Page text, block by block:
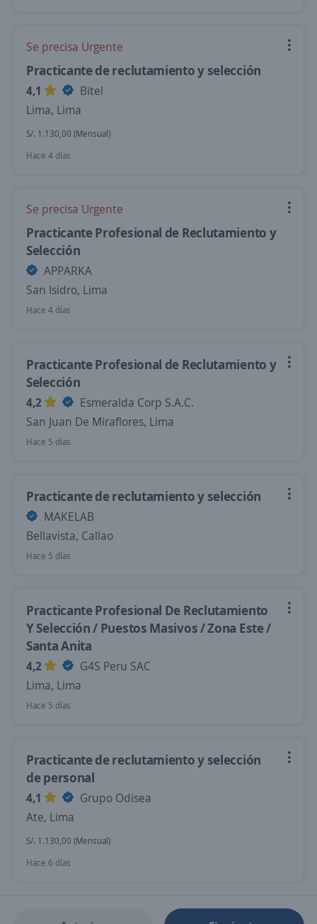
Se precisa Urgente
Practicante de reclutamiento y selección
4,1
Bitel
Lima, Lima
S/. 1.130,00 (Mensual)
Hace 4 días
Se precisa Urgente
Practicante Profesional de Reclutamiento y
Selección
APPARKA
San Isidro, Lima
Hace 4 días
Practicante Profesional de Reclutamiento y
Selección
4,2
Esmeralda Corp S.A.C.
San Juan De Miraflores, Lima
Hace 5 días
Practicante de reclutamiento y selección
MAKELAB
Bellavista, Callao
Hace 5 días
Practicante Profesional De Reclutamiento
Y Selección / Puestos Masivos / Zona Este /
Santa Anita
4,2
G4S Peru SAC
Lima, Lima
Hace 5 días
Practicante de reclutamiento y selección
de personal
4,1
Grupo Odisea
Ate, Lima
S/. 1.130,00 (Mensual)
Hace 6 días